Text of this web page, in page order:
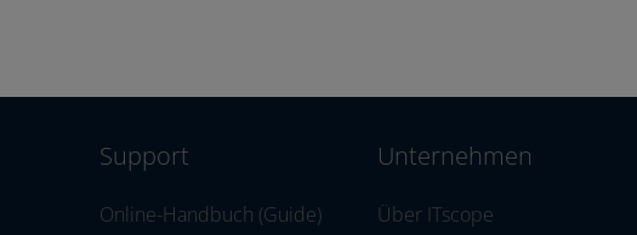
Support
Online-Handbuch (Guide)
Unternehmen
Über ITscope